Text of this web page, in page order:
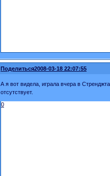
Поделиться2008-03-18 22:07:55
А я вот видела, играла вчера в
отсутствует.
0